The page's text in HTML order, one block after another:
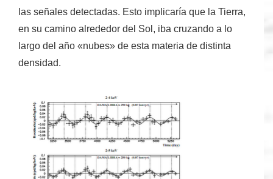
las señales detectadas. Esto implicaría que la Tierra,
en su camino alrededor del Sol, iba cruzando a lo
largo del año «nubes» de esta materia de distinta
densidad.